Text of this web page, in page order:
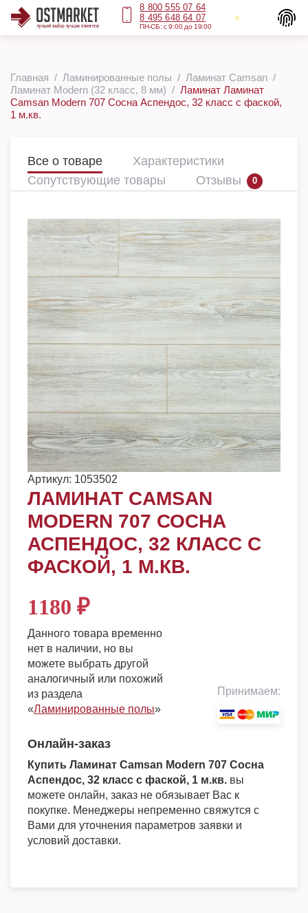
8 800 555 07 64
8 495 648 64 07
ПН-СБ: с 9:00 до 19:00
Главная Ламинированные полы
Ламинат Camsan
Ламинат Modern (32 класс, 8 мм)
Ламинат Ламинат
Camsan Modern 707 Сосна Аспендос, 32 класс с фаской,
1 м.кв.
Все о товаре
Характеристики
Сопутствующие товары
Отзывы 0
Артикул: 1053502
ЛАМИНАТ CAMSAN
MODERN 707 СОСНА
АСПЕНДОС, 32 КЛАСС С
ФАСКОЙ, 1 М.КВ.
1180 ₽
Данного товара временно
нет в наличии, но вы
можете выбрать другой
аналогичный или похожий
из раздела
«Ламинированные полы»
Принимаем:
Онлайн-заказ
Купить Ламинат Camsan Modern 707 Сосна
Аспендос, 32 класс с фаской, 1 м.кв. вы
можете онлайн, заказ не обязывает Вас к
покупке. Менеджеры непременно свяжутся с
Вами для уточнения параметров заявки и
условий доставки.